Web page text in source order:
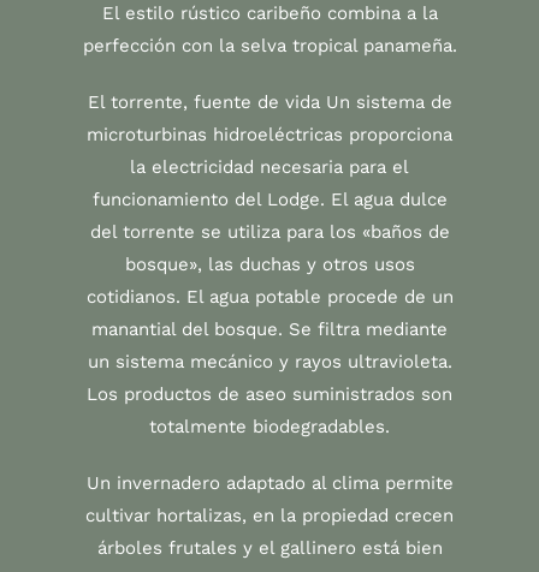
El estilo rústico caribeño combina a la
perfección con la selva tropical panameña.
El torrente, fuente de vida Un sistema de
microturbinas hidroeléctricas proporciona
la electricidad necesaria para el
funcionamiento del Lodge. El agua dulce
del torrente se utiliza para los «baños de
bosque», las duchas y otros usos
cotidianos. El agua potable procede de un
manantial del bosque. Se filtra mediante
un sistema mecánico y rayos ultravioleta.
Los productos de aseo suministrados son
totalmente biodegradables.
Un invernadero adaptado al clima permite
cultivar hortalizas, en la propiedad crecen
árboles frutales y el gallinero está bien